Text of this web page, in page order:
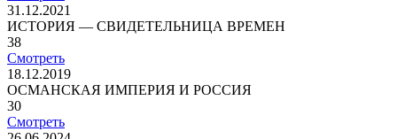
31.12.2021
ИСТОРИЯ — СВИДЕТЕЛЬНИЦА ВРЕМЕН
38
Смотреть
18.12.2019
ОСМАНСКАЯ ИМПЕРИЯ И РОССИЯ
30
Смотреть